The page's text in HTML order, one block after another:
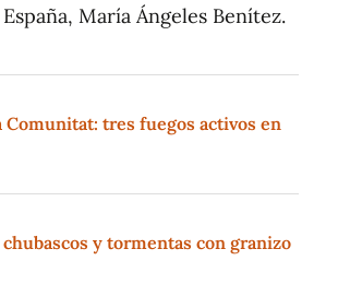
María Ángeles Benítez.
tres fuegos activos en
y tormentas con granizo